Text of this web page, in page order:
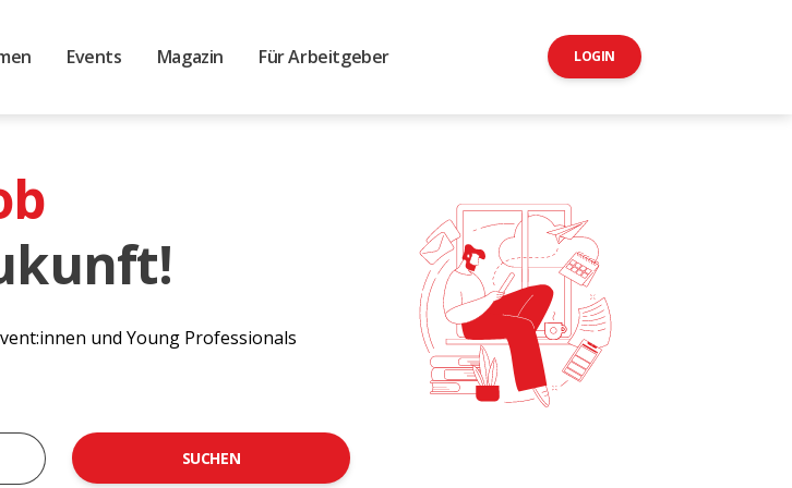
Events Magazin Für Arbeitgeber LOGIN
und Young Professionals
SUCHEN